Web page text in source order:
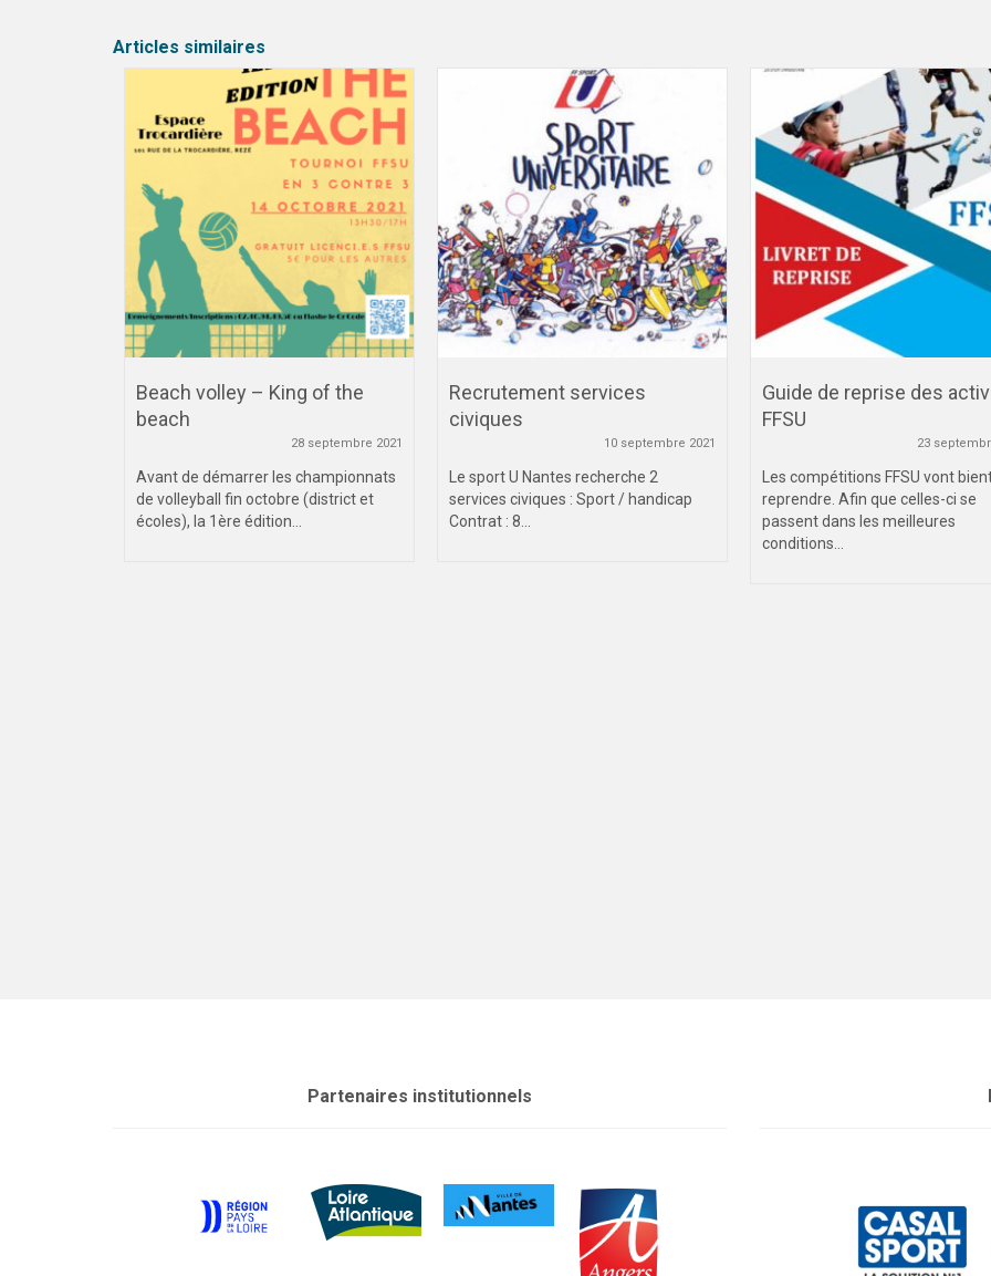
Articles similaires
Beach volley – King of the
beach
28 septembre 2021
Avant de démarrer les championnats
de volleyball fin octobre (district et
écoles), la 1ère édition...
Recrutement services
civiques
10 septembre 2021
Le sport U Nantes recherche 2
services civiques : Sport / handicap
Contrat : 8...
Guide de reprise des
FFSU
23
Les compétitions FFSU vont
reprendre. Afin que celles-ci se
passent dans les meilleures
conditions...
Partenaires institutionnels